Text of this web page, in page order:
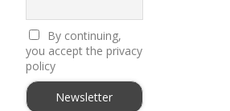
By continuing,
you accept the privacy
policy